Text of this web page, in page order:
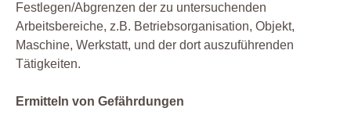
Festlegen/Abgrenzen der zu untersuchenden
Arbeitsbereiche, z.B. Betriebsorganisation, Objekt,
Maschine, Werkstatt, und der dort auszuführenden
Tätigkeiten.
Ermitteln von Gefährdungen